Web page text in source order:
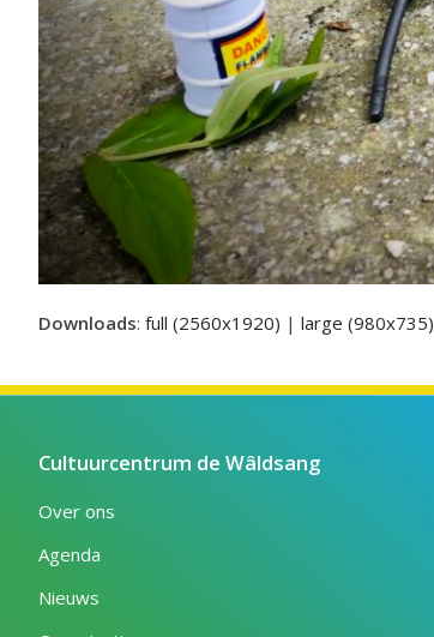
Downloads: full (2560x1920) | large (980x735)
Cultuurcentrum de Wâldsang
Over ons
Agenda
Nieuws